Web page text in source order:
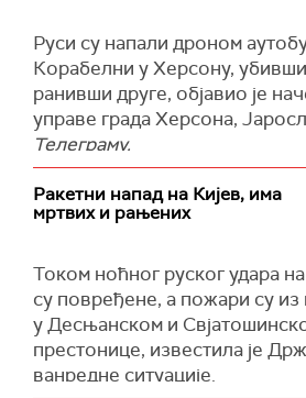
индустријски потенцијал
учесница.
(Bloomberg)
хоспитализацију", рекао је
платформи Макс, преносиТaс
Губернатор је додао да је
бродова морала да буде
"Оштећени танкери су били
икаквих нафтних деривата",
(Тас, Танјуг)
Руси су напали дроном
Корабелни у Херсону,
ранивши друге, објавио је
управе града Херсона,
Телеграму.
У протекла 24 сата
у Херсонској области, а
Ракетни напад на Кијев, има
мртвих и рањених
Током ноћног руског удара
су повређене, а пожари су из
у Десњанском и
престонице, известила је
ванредне ситуације.